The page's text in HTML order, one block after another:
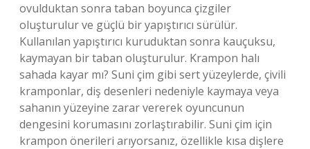
ovulduktan sonra taban boyunca çizgiler
oluşturulur ve güçlü bir yapıştırıcı sürülür.
Kullanılan yapıştırıcı kuruduktan sonra kauçuksu,
kaymayan bir taban oluşturulur. Krampon halı
sahada kayar mı? Suni çim gibi sert yüzeylerde, çivili
kramponlar, diş desenleri nedeniyle kaymaya veya
sahanın yüzeyine zarar vererek oyuncunun
dengesini korumasını zorlaştırabilir. Suni çim için
krampon önerileri arıyorsanız, özellikle kısa dişlere